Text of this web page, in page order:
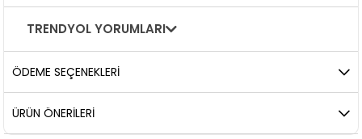
TRENDYOL YORUMLARI
ÖDEME SEÇENEKLERI
ÜRÜN ÖNERILERI